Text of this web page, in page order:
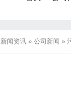
新闻资讯 » 公司新闻 »